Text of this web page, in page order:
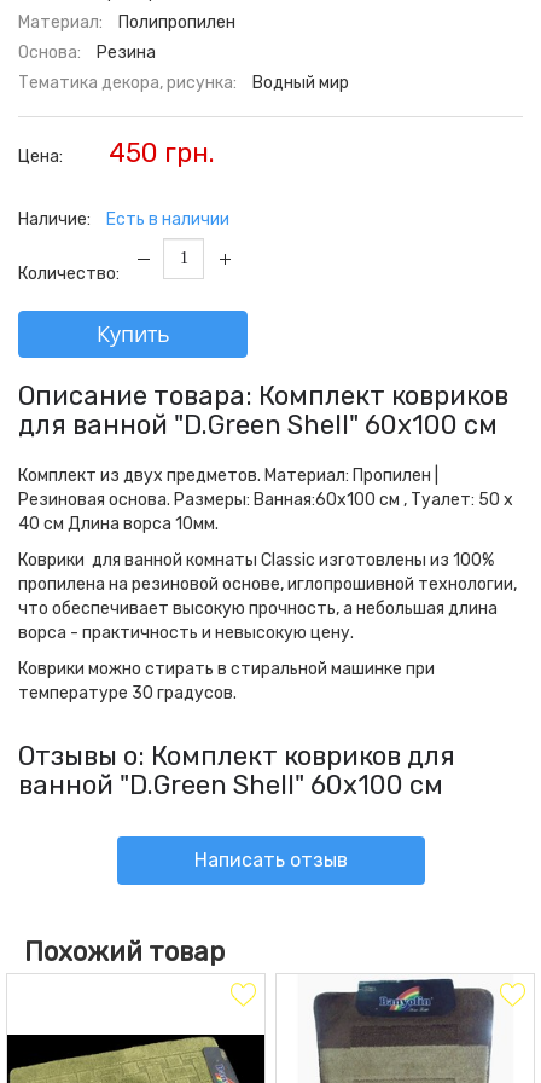
Материал:
Полипропилен
Основа:
Резина
Тематика декора, рисунка:
Водный мир
Цена: 450 грн.
Наличие: Есть в наличии
Количество:
Купить
Описание товара: Комплект ковриков
для ванной "D.Green Shell" 60x100 см
Комплект из двух предметов. Материал: Пропилен |
Резиновая основа. Размеры: Ванная:60х100 см , Туалет: 50 х
40 см Длина ворса 10мм.
Коврики для ванной комнаты Classic изготовлены из 100%
пропилена на резиновой основе, иглопрошивной технологии,
что обеспечивает высокую прочность, а небольшая длина
ворса - практичность и невысокую цену.
Коврики можно стирать в стиральной машинке при
температуре 30 градусов.
Отзывы о: Комплект ковриков для
ванной "D.Green Shell" 60x100 см
Написать отзыв
Похожий товар